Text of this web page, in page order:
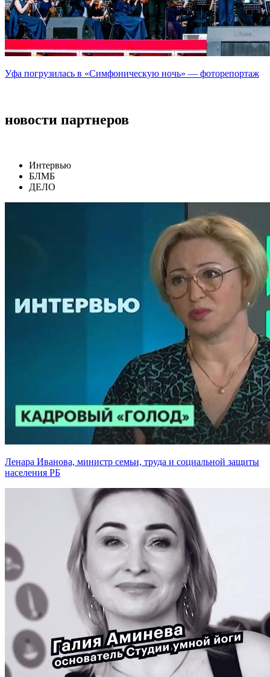
Уфа погрузилась в «Симфоническую ночь» — фоторепортаж
новости партнеров
Интервью
БЛМБ
ДЕЛО
Ленара Иванова, министр семьи, труда и социальной защиты
населения РБ